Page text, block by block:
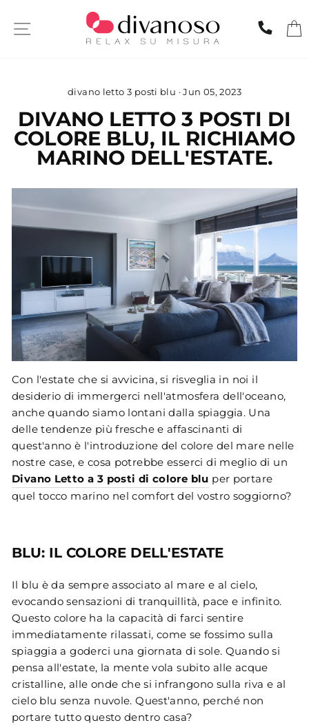
SITE NAVIGATION
divano letto 3 posti blu ·Jun 05, 2023
DIVANO LETTO 3 POSTI DI
COLORE BLU, IL RICHIAMO
MARINO DELL'ESTATE.
Con l'estate che si avvicina, si risveglia in noi il
desiderio di immergerci nell'atmosfera dell'oceano,
anche quando siamo lontani dalla spiaggia. Una
delle tendenze più fresche e affascinanti di
quest'anno è l'introduzione del colore del mare nelle
nostre case, e cosa potrebbe esserci di meglio di un
Divano Letto a 3 posti di colore blu per portare
quel tocco marino nel comfort del vostro soggiorno?
BLU: IL COLORE DELL'ESTATE
Il blu è da sempre associato al mare e al cielo,
evocando sensazioni di tranquillità, pace e infinito.
Questo colore ha la capacità di farci sentire
immediatamente rilassati, come se fossimo sulla
spiaggia a goderci una giornata di sole. Quando si
pensa all'estate, la mente vola subito alle acque
cristalline, alle onde che si infrangono sulla riva e al
cielo blu senza nuvole. Quest'anno, perché non
portare tutto questo dentro casa?